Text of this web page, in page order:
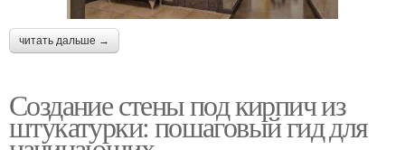
читать дальше →
Создание стены под кирпич из
штукатурки: пошаговый гид для